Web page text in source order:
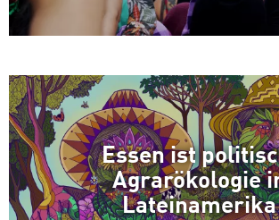
Essen ist
Agrarökologie
Lateinamerika